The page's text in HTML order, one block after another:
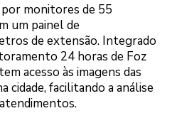
monitores de 55
um painel de
de extensão. Integrado
24 horas de Foz
acesso às imagens das
cidade, facilitando a análise